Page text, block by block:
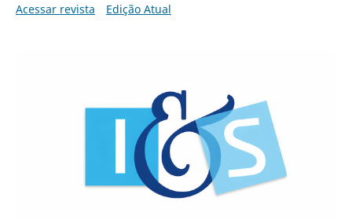
Acessar revista
Edição Atual